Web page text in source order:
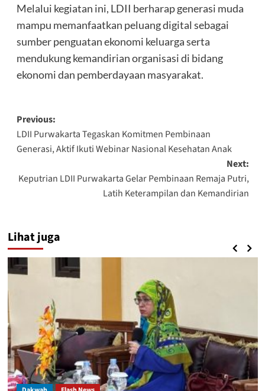
Melalui kegiatan ini, LDII berharap generasi muda
mampu memanfaatkan peluang digital sebagai
sumber penguatan ekonomi keluarga serta
mendukung kemandirian organisasi di bidang
ekonomi dan pemberdayaan masyarakat.
Post
navigation
Previous:
LDII Purwakarta Tegaskan Komitmen Pembinaan
Generasi, Aktif Ikuti Webinar Nasional Kesehatan Anak
Next:
Keputrian LDII Purwakarta Gelar Pembinaan Remaja Putri,
Latih Keterampilan dan Kemandirian
Lihat juga